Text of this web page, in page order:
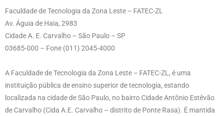
Faculdade de Tecnologia da Zona Leste – FATEC-ZL
Av. Águia de Haia, 2983
Cidade A. E. Carvalho – São Paulo – SP
03685-000 – Fone (011) 2045-4000
A Faculdade de Tecnologia da Zona Leste – FATEC-ZL, é uma
instituição pública de ensino superior de tecnologia, estando
localizada na cidade de São Paulo, no bairro Cidade Antônio Estêvão
de Carvalho (Cida A.E. Carvalho – distrito de Ponte Rasa). É mantida